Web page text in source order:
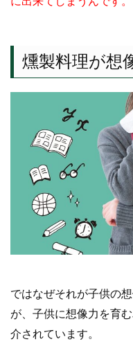
燻製料理が想
ではなぜそれが子供の
が、子供に想像力を育
介されています。